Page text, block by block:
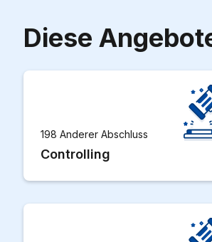
Diese
198 Anderer Abschluss
Controlling